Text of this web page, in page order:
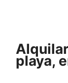
playa,